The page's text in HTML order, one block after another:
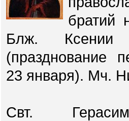
братий
Блж. Ксении
(празднование
23 января). Мч.
Свт.